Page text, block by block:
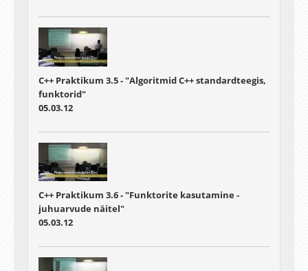
C++ Praktikum 3.5 - "Algoritmid C++ standardteegis,
funktorid"
05.03.12
C++ Praktikum 3.6 - "Funktorite kasutamine -
juhuarvude näitel"
05.03.12